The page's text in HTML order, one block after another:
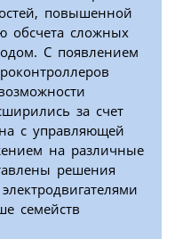
повышенной
обсчета сложных
С появлением
за счет
с управляющей
на различные
решения
семейств